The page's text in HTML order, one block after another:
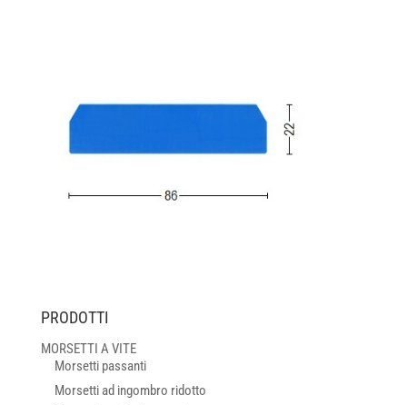
PRODOTTI
MORSETTI A VITE
Morsetti passanti
Morsetti ad ingombro ridotto